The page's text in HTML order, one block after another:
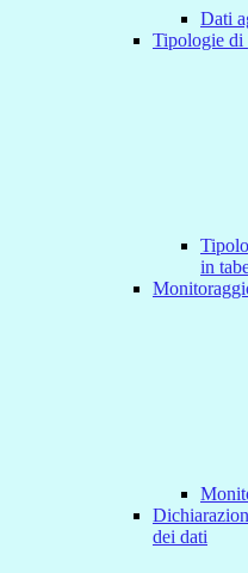
Dati
Tipologie di
in
dei dati